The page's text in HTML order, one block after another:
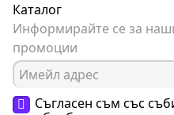
Каталог
Информирайте се за
промоции
Съгласен съм със